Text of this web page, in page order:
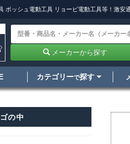
ボッシュ電動工具 リョービ電動工具等！激安
メーカーから探す
カテゴリーで探す
の中